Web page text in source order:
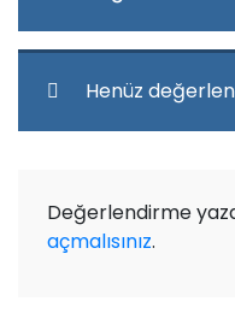
Henüz
Değerlendirme
açmalısınız.